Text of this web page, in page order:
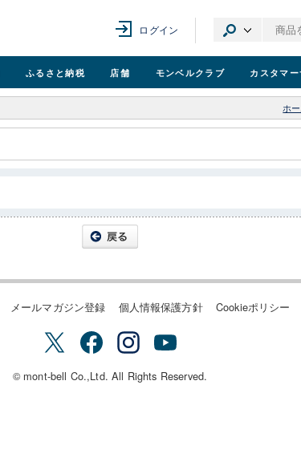
ログイン
ふるさと納税 店舗 モンベルクラブ カスタマ
ホ
メールマガジン登録 個人情報保護方針 Cookieポリシー
© mont-bell Co.,Ltd. All Rights Reserved.